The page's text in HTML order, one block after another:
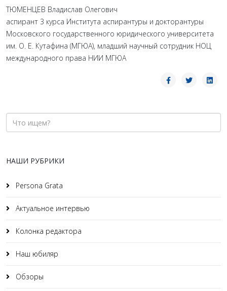
ТЮМЕНЦЕВ Владислав Олегович
аспирант 3 курса Института аспирантуры и докторантуры
Московского государственного юридического университета
им. О. Е. Кутафина (МГЮА), младший научный сотрудник НОЦ
международного права НИИ МГЮА
НАШИ РУБРИКИ
Persona Grata
Актуальное интервью
Колонка редактора
Наш юбиляр
Обзоры